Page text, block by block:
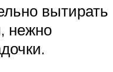
вытирать
нежно